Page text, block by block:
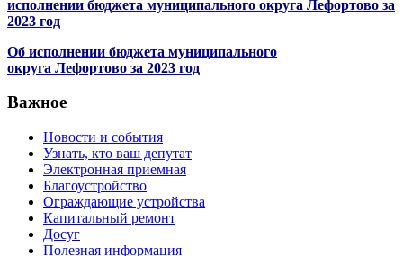
исполнении бюджета муниципального округа Лефортово за
2023 год
Об исполнении бюджета муниципального
округа Лефортово за 2023 год
Важное
Новости и события
Узнать, кто ваш депутат
Электронная приемная
Благоустройство
Ограждающие устройства
Капитальный ремонт
Досуг
Полезная информация